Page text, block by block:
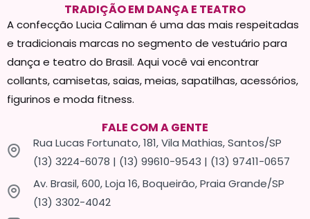
TRADIÇÃO EM DANÇA E TEATRO
A confecção Lucia Caliman é uma das mais respeitadas
e tradicionais marcas no segmento de vestuário para
dança e teatro do Brasil. Aqui você vai encontrar
collants, camisetas, saias, meias, sapatilhas, acessórios,
figurinos e moda fitness.
FALE COM A GENTE
Rua Lucas Fortunato, 181, Vila Mathias, Santos/SP
(13) 3224-6078 | (13) 99610-9543 | (13) 97411-0657
Av. Brasil, 600, Loja 16, Boqueirão, Praia Grande/SP
(13) 3302-4042